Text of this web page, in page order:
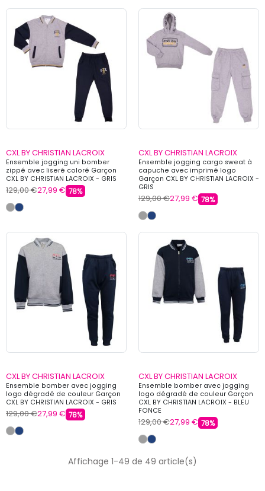
CXL BY CHRISTIAN LACROIX
Ensemble jogging uni bomber
zippé avec liseré coloré Garçon
CXL BY CHRISTIAN LACROIX - GRIS
129,00 €27,99 € 78%
CXL BY CHRISTIAN LACROIX
Ensemble jogging cargo sweat à
capuche avec imprimé logo
Garçon CXL BY CHRISTIAN LACROIX -
GRIS
129,00 €27,99 € 78%
CXL BY CHRISTIAN LACROIX
Ensemble bomber avec jogging
logo dégradé de couleur Garçon
CXL BY CHRISTIAN LACROIX - GRIS
129,00 €27,99 € 78%
CXL BY CHRISTIAN LACROIX
Ensemble bomber avec jogging
logo dégradé de couleur Garçon
CXL BY CHRISTIAN LACROIX - BLEU
FONCE
129,00 €27,99 € 78%
Affichage 1-49 de 49 article(s)